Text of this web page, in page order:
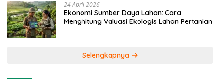
24 April 2026
Ekonomi Sumber Daya Lahan: Cara
Menghitung Valuasi Ekologis Lahan Pertanian
Selengkapnya